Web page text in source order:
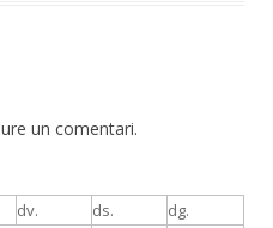
un comentari.
dv. ds. dg.